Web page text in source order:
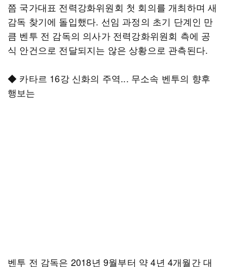
쯤 국가대표 전력강화위원회 첫 회의를 개최하며 새
감독 찾기에 돌입했다. 선임 과정의 초기 단계인 만
큼 벤투 전 감독의 의사가 전력강화위원회 측에 공
식 안건으로 전달되지는 않은 상황으로 관측된다.
◆ 카타르 16강 신화의 주역... 무소속 벤투의 향후
행보는
벤투 전 감독은 2018년 9월부터 약 4년 4개월간 대